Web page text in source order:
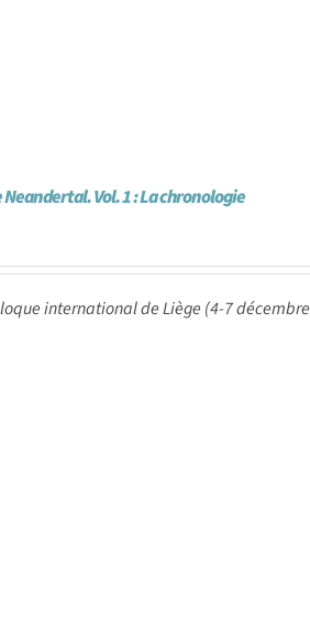
Neandertal. Vol. 1 : La chronologie
international de Liège (4-7